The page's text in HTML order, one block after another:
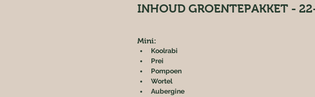
INHOUD GROENTEPAKKET -
Mini:
Koolrabi
Prei
Pompoen
Wortel
Aubergine